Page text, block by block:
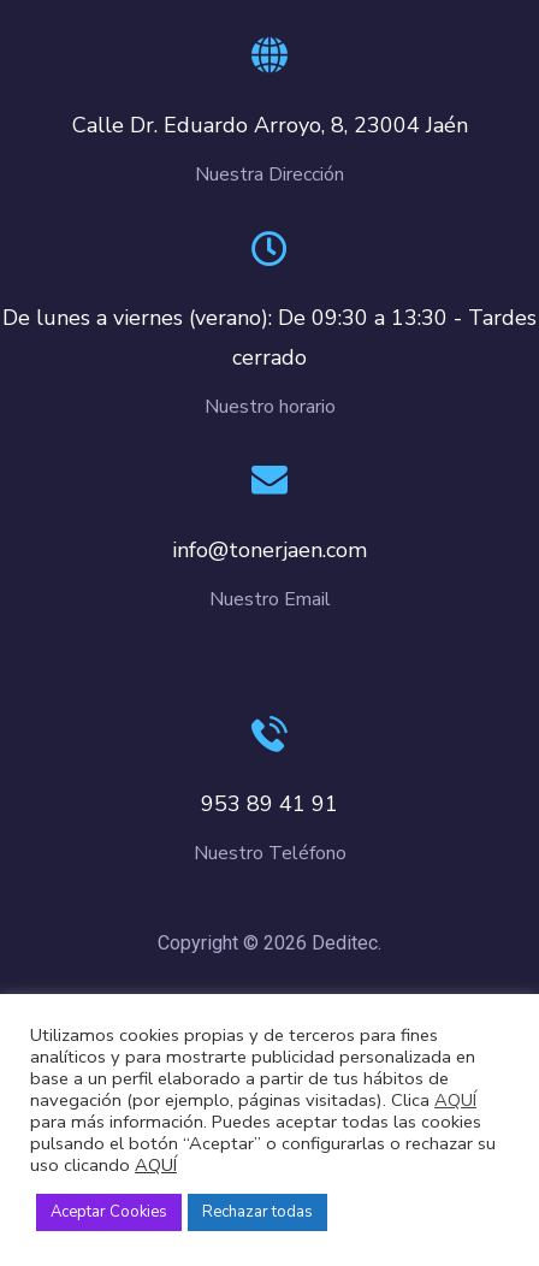
Calle Dr. Eduardo Arroyo, 8, 23004 Jaén
Nuestra Dirección
De lunes a viernes (verano): De 09:30 a 13:30 - Tardes
cerrado
Nuestro horario
info@tonerjaen.com
Nuestro Email
953 89 41 91
Nuestro Teléfono
Copyright © 2026 Deditec.
Cookies
Utilizamos cookies propias y de terceros para fines
analíticos y para mostrarte publicidad personalizada en
base a un perfil elaborado a partir de tus hábitos de
navegación (por ejemplo, páginas visitadas). Clica AQUÍ
para más información. Puedes aceptar todas las cookies
pulsando el botón “Aceptar” o configurarlas o rechazar su
uso clicando AQUÍ
Aceptar Cookies Rechazar todas